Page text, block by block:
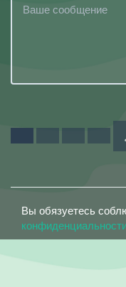
Вы обязуетесь